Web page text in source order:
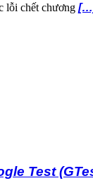
lỗi chết chương
Test